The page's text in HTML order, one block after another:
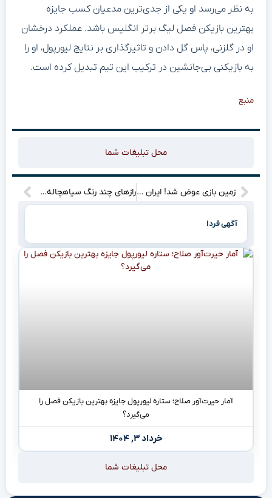
به نظر می‌رسد او یکی از جدی‌ترین مدعیان کسب جایزه
بهترین بازیکن فصل لیگ برتر انگلیس باشد. عملکرد درخشان
او در گلزنی، پاس گل دادن و تاثیرگذاری بر نتایج لیورپول، او را
به بازیکنی بی‌جانشین در ترکیب این تیم تبدیل کرده است.
منبع
محل تبلیغات شما
زمین بازی عوض شد! ایران – کره‌شمالی در استادیوم آزادی نه؟ رازهای چند رنگ سیاهچاله‌ها فاش شد: تلسکوپی که کیهان را زیر و رو می‌کند!
آگهی فردا
آمار حیرت‌آور صلاح؛ ستاره لیورپول جایزه بهترین بازیکن فصل را
می‌گیرد؟
خرداد ۳, ۱۴۰۴
محل تبلیغات شما